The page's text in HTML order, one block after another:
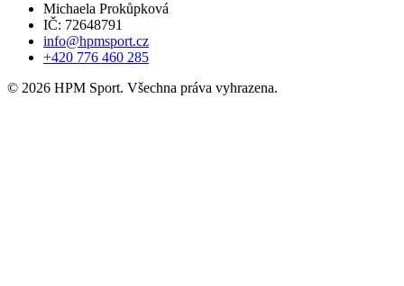
Michaela Prokůpková
IČ: 72648791
info@hpmsport.cz
+420 776 460 285
© 2026 HPM Sport. Všechna práva vyhrazena.